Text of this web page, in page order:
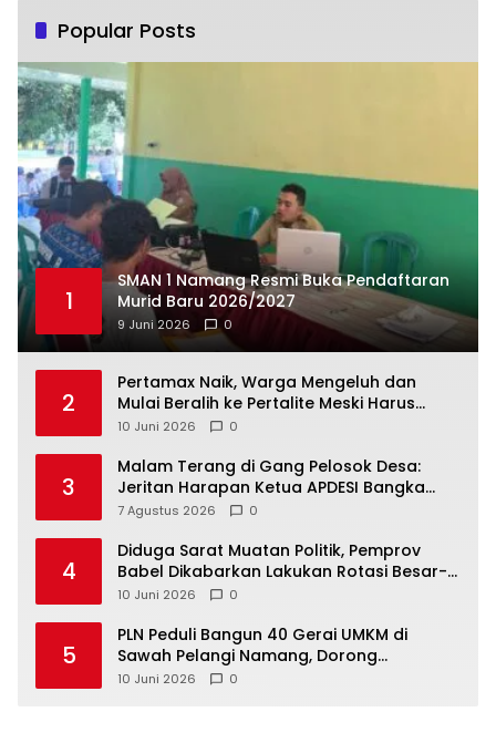
Popular Posts
1
SMAN 1 Namang Resmi Buka Pendaftaran
Murid Baru 2026/2027
9 Juni 2026 0
2
‎Pertamax Naik, Warga Mengeluh dan
Mulai Beralih ke Pertalite Meski Harus
10 Juni 2026 0
3
Malam Terang di Gang Pelosok Desa:
Jeritan Harapan Ketua APDESI Bangka
Tengah untuk PLN Babel
7 Agustus 2026 0
4
‎Diduga Sarat Muatan Politik, Pemprov
Babel Dikabarkan Lakukan Rotasi Besar-
10 Juni 2026 0
5
‎PLN Peduli Bangun 40 Gerai UMKM di
Sawah Pelangi Namang, Dorong
10 Juni 2026 0